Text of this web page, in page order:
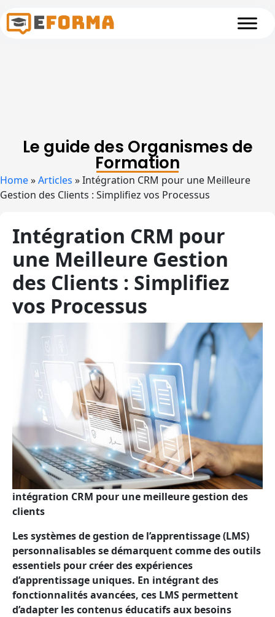
Le guide des Organismes de
Formation
Home»Articles »Intégration CRM pour une Meilleure
Gestion des Clients : Simplifiez vos Processus
Intégration CRM pour
une Meilleure Gestion
des Clients : Simplifiez
vos Processus
intégration CRM pour une meilleure gestion des
clients
Les systèmes de gestion de l’apprentissage (LMS)
personnalisables se démarquent comme des outils
essentiels pour créer des expériences
d’apprentissage uniques. En intégrant des
fonctionnalités avancées, ces LMS permettent
d’adapter les contenus éducatifs aux besoins